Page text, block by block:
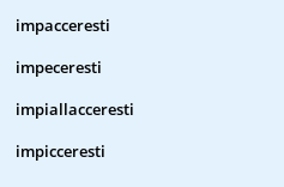
impacceresti
impeceresti
impiallacceresti
impicceresti